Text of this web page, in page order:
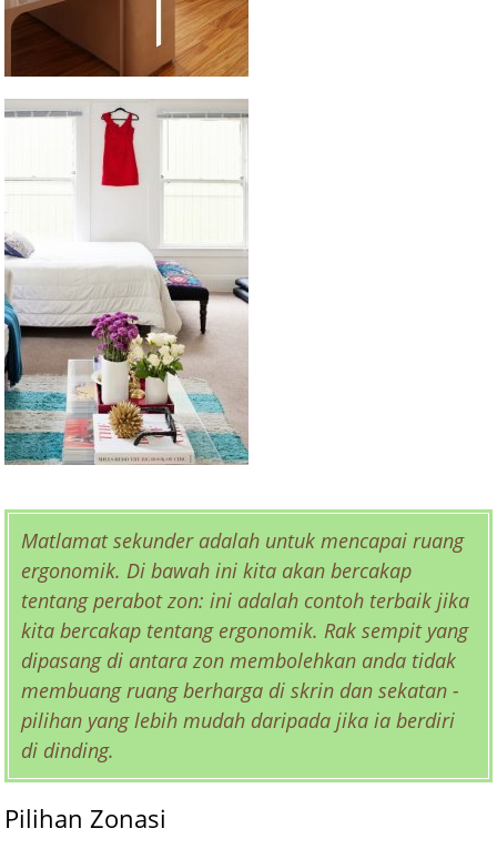
Matlamat sekunder adalah untuk mencapai ruang
ergonomik. Di bawah ini kita akan bercakap
tentang perabot zon: ini adalah contoh terbaik jika
kita bercakap tentang ergonomik. Rak sempit yang
dipasang di antara zon membolehkan anda tidak
membuang ruang berharga di skrin dan sekatan -
pilihan yang lebih mudah daripada jika ia berdiri
di dinding.
Pilihan Zonasi